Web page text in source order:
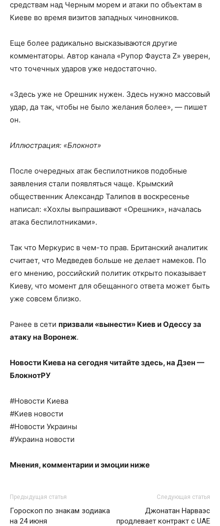
средствам над Черным морем и атаки по объектам в
Киеве во время визитов западных чиновников.
Еще более радикально высказываются другие
комментаторы. Автор канала «Рупор Фауста Z» уверен,
что точечных ударов уже недостаточно.
«Здесь уже не Орешник нужен. Здесь нужно массовый
удар, да так, чтобы не было желания более», — пишет
он.
Иллюстрация: «Блокнот»
После очередных атак беспилотников подобные
заявления стали появляться чаще. Крымский
общественник Александр Талипов в воскресенье
написал: «Хохлы выпрашивают «Орешник», началась
атака беспилотниками».
Так что Меркурис в чем-то прав. Британский аналитик
считает, что Медведев больше не делает намеков. По
его мнению, российский политик открыто показывает
Киеву, что момент для обещанного ответа может быть
уже совсем близко.
Ранее в сети призвали «вынести» Киев и Одессу за
атаку на Воронеж.
Новости Киева на сегодня читайте здесь, на Дзен —
БлокнотРУ
#Новости Киева
#Киев новости
#Новости Украины
#Украина новости
Мнения, комментарии и эмоции ниже
Предыдущая статья
Гороскоп по знакам зодиака
на 24 июня
Следующая статья
Джонатан Нарваэс
продлевает контракт с UAE